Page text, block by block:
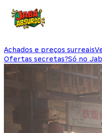
Achados e preços surreais
Ofertas secretas?Só no